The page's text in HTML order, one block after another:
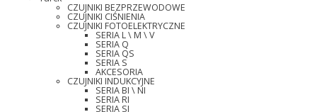
CZUJNIKI BEZPRZEWODOWE
CZUJNIKI CIŚNIENIA
CZUJNIKI FOTOELEKTRYCZNE
SERIA L \ M \ V
SERIA Q
SERIA QS
SERIA S
AKCESORIA
CZUJNIKI INDUKCYJNE
SERIA BI \ NI
SERIA RI
SERIA SI